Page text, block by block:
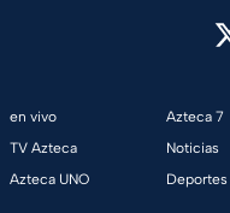
en vivo
TV Azteca
Azteca UNO
Azteca 7
Noticias
Deportes